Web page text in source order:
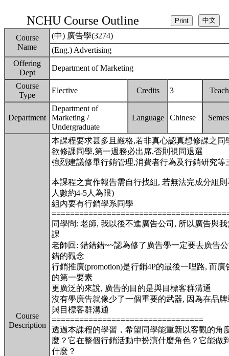
NCHU Course Outline
Course
Name
(中) 廣告學(3274)
(Eng.) Advertising
Offering
Dept
Department of Marketing
Course
Type
Elective Credits 3
Department
Department of
Marketing /
Undergraduate
Language Chinese
Course
Description
本課程要求甚多且嚴格,若非真心認真想修課之同
欲修課同學,第一週務必出席,否則視同退選
強烈建議修畢行銷管理,消費者行為及行銷研究等
本課程之實作報告需自行找組, 若無法完成分組
人數約4-5人為限)
組內要有行銷學系同學
同學問: 老師, 我以後不進廣告公司, 所以廣告與
課
老師回: 錯錯錯~~認為修了廣告學一定要去廣告
錯的觀念
行銷推廣(promotion)是行銷4P的最後一哩路, 而廣
的第一要素
更廣泛的來說, 廣告的目的是與目標客群溝通
沒有學廣告就像少了一個重要的武器, 因為在品
與目標客群溝通
=================================
透過本課程的學習，希望同學能重新以客觀的角
麼？它在整個行銷活動中扮演什麼角色？它能做
什麼？